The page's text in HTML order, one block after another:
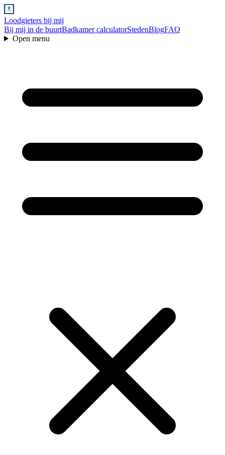
Loodgieters bij mij
Bij mij in de buurtBadkamer calculatorStedenBlogFAQ
Open menu